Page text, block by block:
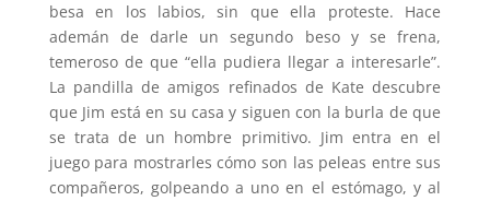
besa en los labios, sin que ella proteste. Hace
ademán de darle un segundo beso y se frena,
temeroso de que “ella pudiera llegar a interesarle”.
La pandilla de amigos refinados de Kate descubre
que Jim está en su casa y siguen con la burla de que
se trata de un hombre primitivo. Jim entra en el
juego para mostrarles cómo son las peleas entre sus
compañeros, golpeando a uno en el estómago, y al